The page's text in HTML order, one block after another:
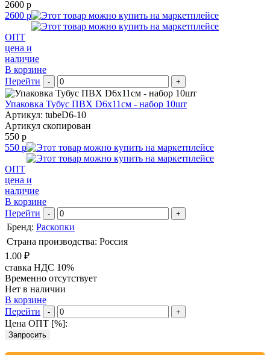
2600 р
2600 р
ОПТ
цена и
наличие
В корзине
Перейти
- +
Упаковка Тубус ПВХ D6x11см - набор 10шт
Артикул: tubeD6-10
Артикул скопирован
550 р
550 р
ОПТ
цена и
наличие
В корзине
Перейти
- +
Бренд: Раскопки
Страна производства: Россия
1.00 ₽
ставка НДС 10%
Временно отсутствует
Нет в наличии
В корзине
Перейти
- +
Цена ОПТ [%]:
Запросить